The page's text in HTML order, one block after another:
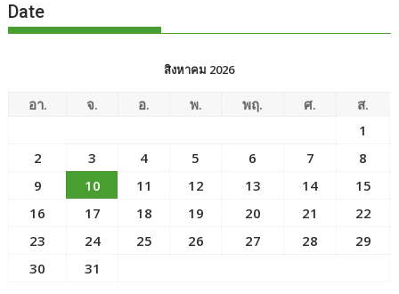
Date
สิงหาคม 2026
อา. จ. อ. พ. พฤ. ศ.
ส.
1
2
3 4 5 6 7
8
9
10 11 12 13 14
15
16
17 18 19 20 21
22
23
24 25 26 27 28
29
30
31